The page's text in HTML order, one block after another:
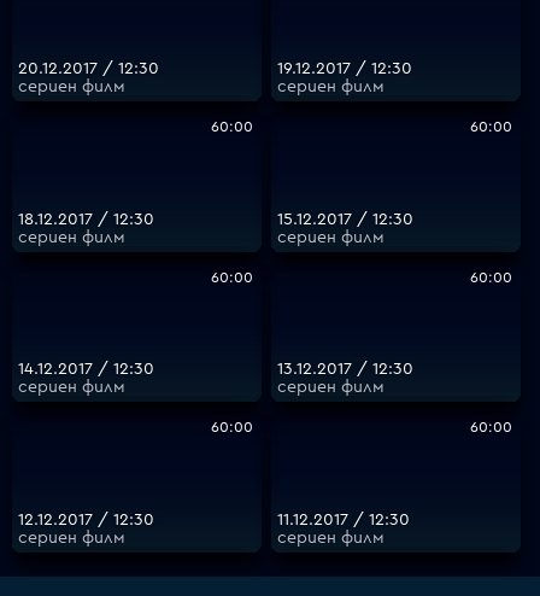
20.12.2017 / 12:30
сериен филм
19.12.2017 / 12:30
сериен филм
60:00
18.12.2017 / 12:30
сериен филм
60:00
15.12.2017 / 12:30
сериен филм
60:00
14.12.2017 / 12:30
сериен филм
60:00
13.12.2017 / 12:30
сериен филм
60:00
12.12.2017 / 12:30
сериен филм
60:00
11.12.2017 / 12:30
сериен филм